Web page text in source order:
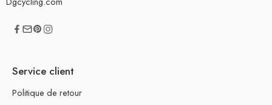
Service client
Politique de retour